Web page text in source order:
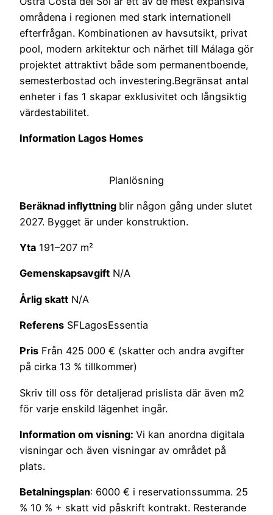
områdena i regionen med stark internationell
efterfrågan. Kombinationen av havsutsikt, privat
pool, modern arkitektur och närhet till Málaga gör
projektet attraktivt både som permanentboende,
semesterbostad och investering.Begränsat antal
enheter i fas 1 skapar exklusivitet och långsiktig
värdestabilitet.
Information Lagos Homes
Planlösning
Beräknad inflyttning blir någon gång under slutet
2027. Bygget är under konstruktion.
Yta 191–207 m²
Gemenskapsavgift N/A
Årlig skatt N/A
Referens SFLagosEssentia
Pris Från 425 000 € (skatter och andra avgifter
på cirka 13 % tillkommer)
Skriv till oss för detaljerad prislista där även m2
för varje enskild lägenhet ingår.
Information om visning: Vi kan anordna digitala
visningar och även visningar av området på
plats.
Betalningsplan: 6000 € i reservationssumma. 25
% 10 % + skatt vid påskrift kontrakt. Resterande